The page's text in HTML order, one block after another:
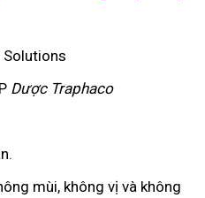
Solutions
Dược Traphaco
mùi, không vị và không